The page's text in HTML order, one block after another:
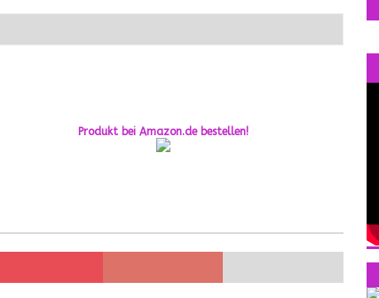
Produkt bei Amazon.de bestellen!